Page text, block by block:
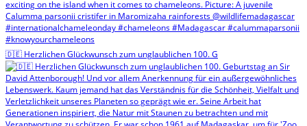
🇩🇪 Herzlichen Glückwunsch zum unglaublichen 100. G